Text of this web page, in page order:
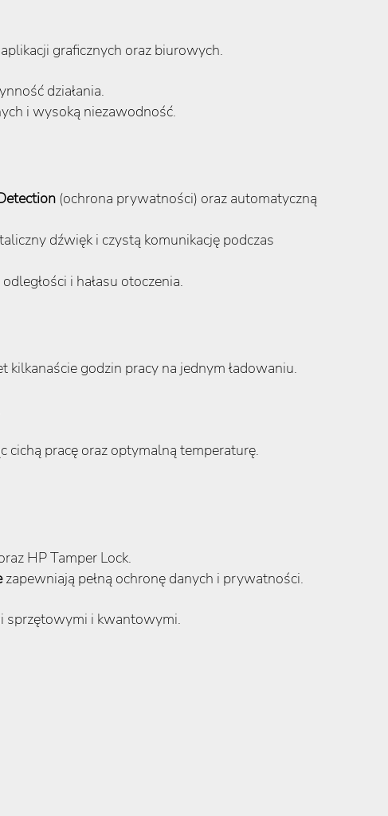
graficznych oraz biurowych.
działania.
i wysoką niezawodność.
(ochrona prywatności) oraz automatyczną
dźwięk i czystą komunikację podczas
i hałasu otoczenia.
kilkanaście godzin pracy na jednym ładowaniu.
pracę oraz optymalną temperaturę.
HP Tamper Lock.
zapewniają pełną ochronę danych i prywatności.
sprzętowymi i kwantowymi.